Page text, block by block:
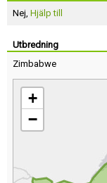
Nej, Hjälp till
Utbredning
Zimbabwe
+
−